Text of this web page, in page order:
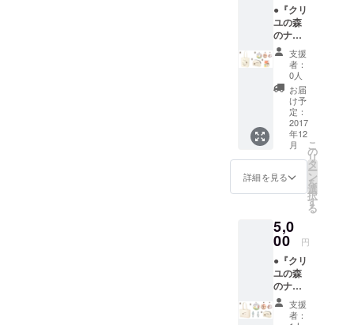
トップ
ページ
に掲載
のL･M･
Sから、
お好み
のもの
を１個
お選び
頂けま
す。 ----
-----------
-----------
-----------
-----------
---- 各商
きな画
像は
トップ
ページ
でご確
認くだ
さい。
イメー
ジで絵
柄の大
きさや
位置は
多少異
なる場
合があ
りま
す。 ③
缶バッ
ジ3個
セット
※トップ
Sから、
それぞ
れお好
みのも
のを１
個づつ
お選び
頂けま
●『クリ
ユの森
のナル
ビィ』
グッズ
【F】
セット
①手書
きお礼
状 ②M
サイズ
トート
（W36×
H37×D
11cm）
12oz
ン生地
※写真は
イメー
ジで絵
柄の大
きさや
位置は
多少異
支援
者：
0人
お届
け予
定：
2017
年12
月
詳細を見る
こ
の
リ
タ
ー
ン
を
選
択
す
る
5,0
00 円
●『クリ
ユの森
のナル
ビィ』
グッズ
支援
者：